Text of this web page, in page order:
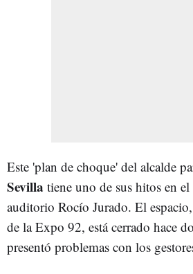
Este 'plan de choque' del alcalde
Sevilla tiene uno de sus hitos en
auditorio Rocío Jurado. El
de la Expo 92, está cerrado hace
presentó problemas con los